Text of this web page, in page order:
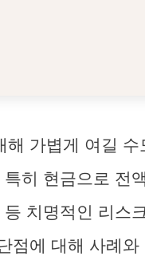
가볍게 여길
히 현금으로 전
치명적인 리스
점에 대해 사례